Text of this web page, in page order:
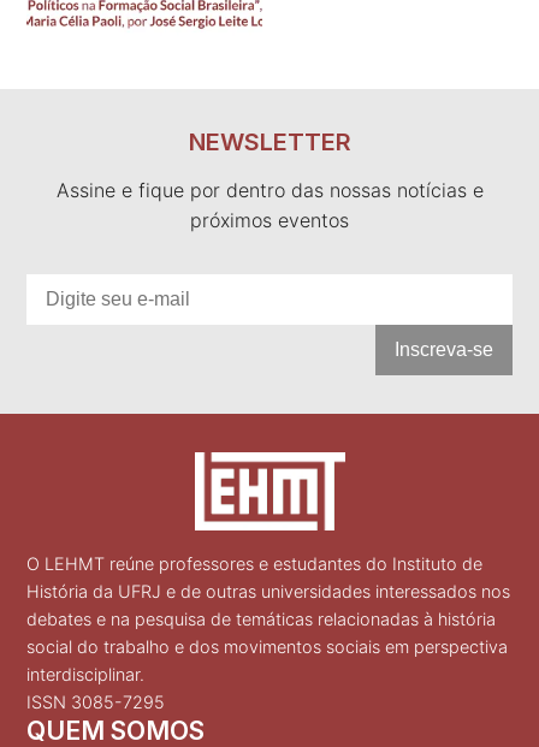
NEWSLETTER
Assine e fique por dentro das nossas notícias e
próximos eventos
Inscreva-se
O LEHMT reúne professores e estudantes do Instituto de
História da UFRJ e de outras universidades interessados nos
debates e na pesquisa de temáticas relacionadas à história
social do trabalho e dos movimentos sociais em perspectiva
interdisciplinar.
ISSN 3085-7295
QUEM SOMOS